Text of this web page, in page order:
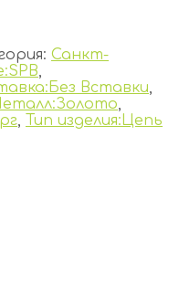
Санкт-
,
Вставки,
,
, Тип изделия:Цепь